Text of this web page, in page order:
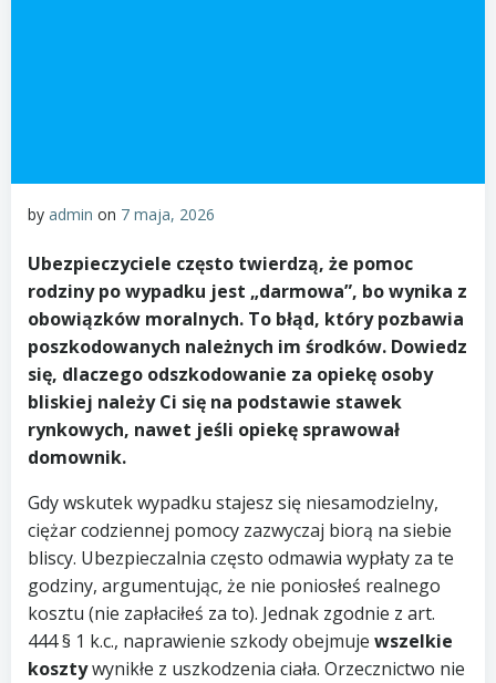
by admin on 7 maja, 2026
Ubezpieczyciele często twierdzą, że pomoc
rodziny po wypadku jest „darmowa”, bo wynika z
obowiązków moralnych. To błąd, który pozbawia
poszkodowanych należnych im środków. Dowiedz
się, dlaczego odszkodowanie za opiekę osoby
bliskiej należy Ci się na podstawie stawek
rynkowych, nawet jeśli opiekę sprawował
domownik.
Gdy wskutek wypadku stajesz się niesamodzielny,
ciężar codziennej pomocy zazwyczaj biorą na siebie
bliscy. Ubezpieczalnia często odmawia wypłaty za te
godziny, argumentując, że nie poniosłeś realnego
kosztu (nie zapłaciłeś za to). Jednak zgodnie z art.
444 § 1 k.c., naprawienie szkody obejmuje wszelkie
kosztywynikłe z uszkodzenia ciała. Orzecznictwo nie